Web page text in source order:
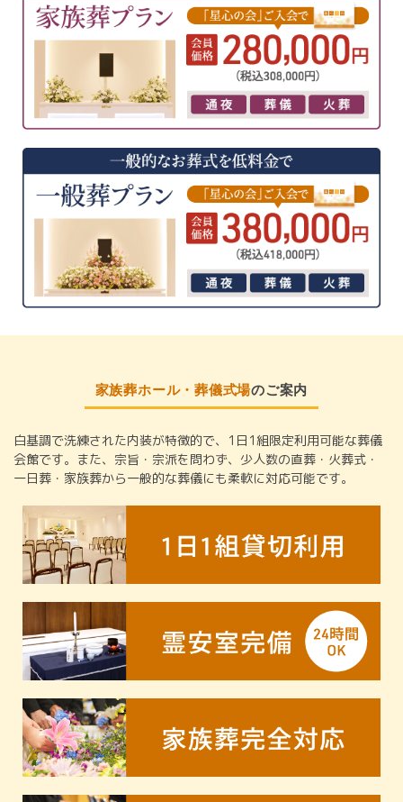
家族葬ホール・葬儀式場のご案内
白基調で洗練された内装が特徴的で、1日1組限定利用可能な葬儀
会館です。また、宗旨・宗派を問わず、少人数の直葬・火葬式・
一日葬・家族葬から一般的な葬儀にも柔軟に対応可能です。